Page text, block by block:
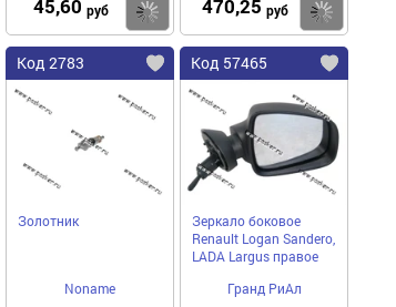
45,60 руб Купить
470,25 руб
Код 2783
Золотник
Noname
Код 57465
Зеркало боковое
Renault Logan Sandero,
LADA Largus правое
Гранд РиАл